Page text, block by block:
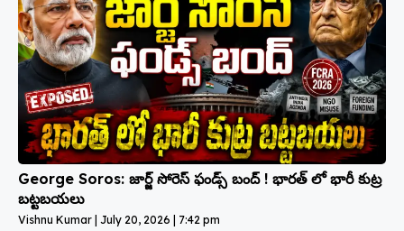
George Soros: జార్జ్ సోరెస్ ఫండ్స్ బంద్ ! భారత్ లో భారీ కుట్ర
బట్టబయలు
Vishnu Kumar July 20, 2026 7:42 pm